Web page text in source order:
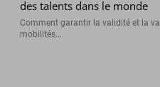
des talents dans le monde
Comment garantir la validité et la
mobilités...